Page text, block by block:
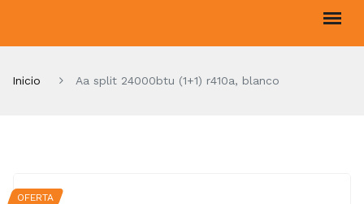
Inicio Aa split 24000btu (1+1) r410a, blanco
OFERTA